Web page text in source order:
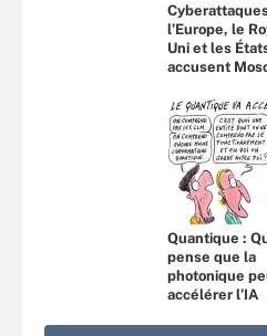
l’Europe, le
Uni et les
accusent
Quantique :
pense que la
photonique
accélérer l’IA